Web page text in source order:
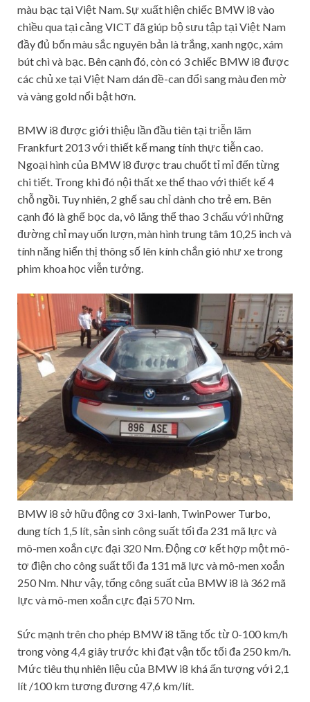
màu bạc tại Việt Nam. Sự xuất hiện chiếc BMW i8 vào
chiều qua tại cảng VICT đã giúp bộ sưu tập tại Việt Nam
đầy đủ bốn màu sắc nguyên bản là trắng, xanh ngọc, xám
bút chì và bạc. Bên cạnh đó, còn có 3 chiếc BMW i8 được
các chủ xe tại Việt Nam dán đề-can đổi sang màu đen mờ
và vàng gold nổi bật hơn.
BMW i8 được giới thiệu lần đầu tiên tại triễn lãm
Frankfurt 2013 với thiết kế mang tính thực tiễn cao.
Ngoại hình của BMW i8 được trau chuốt tỉ mỉ đến từng
chi tiết. Trong khi đó nội thất xe thể thao với thiết kế 4
chỗ ngồi. Tuy nhiên, 2 ghế sau chỉ dành cho trẻ em. Bên
cạnh đó là ghế bọc da, vô lăng thể thao 3 chấu với những
đường chỉ may uốn lượn, màn hình trung tâm 10,25 inch và
tính năng hiển thị thông số lên kính chắn gió như xe trong
phim khoa học viễn tưởng.
BMW i8 sở hữu động cơ 3 xi-lanh, TwinPower Turbo,
dung tích 1,5 lít, sản sinh công suất tối đa 231 mã lực và
mô-men xoắn cực đại 320 Nm. Động cơ kết hợp một mô-
tơ điện cho công suất tối đa 131 mã lực và mô-men xoắn
250 Nm. Như vậy, tổng công suất của BMW i8 là 362 mã
lực và mô-men xoắn cực đại 570 Nm.
Sức mạnh trên cho phép BMW i8 tăng tốc từ 0-100 km/h
trong vòng 4,4 giây trước khi đạt vận tốc tối đa 250 km/h.
Mức tiêu thụ nhiên liệu của BMW i8 khá ấn tượng với 2,1
lít /100 km tương đương 47,6 km/lít.